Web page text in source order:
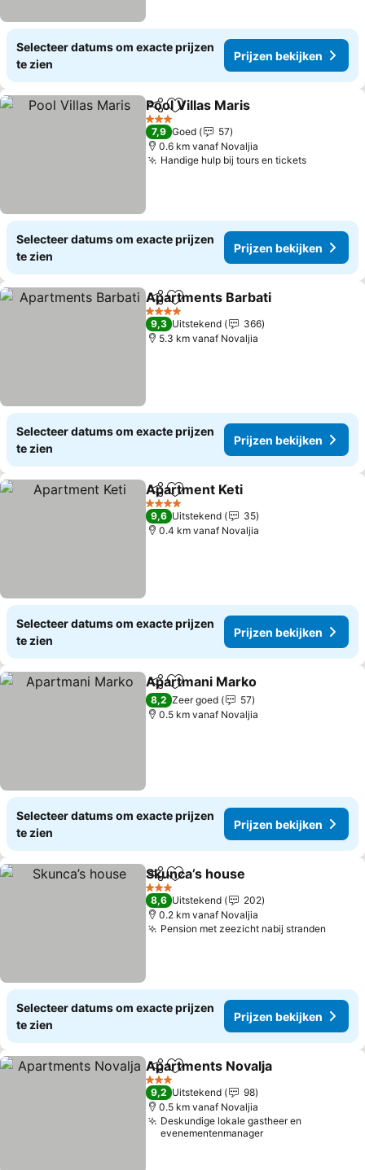
Selecteer datums om exacte prijzen
te zien
Prijzen bekijken
DelenToevoegen aan favorieten
Pool Villas Maris
3 Sterren
7,9 Goed
57
0.6 km vanaf Novaljia
Handige hulp bij tours en tickets
Selecteer datums om exacte prijzen
te zien
Prijzen bekijken
DelenToevoegen aan favorieten
Apartments Barbati
4 Sterren
9,3 Uitstekend
366
5.3 km vanaf Novaljia
Selecteer datums om exacte prijzen
te zien
Prijzen bekijken
DelenToevoegen aan favorieten
Apartment Keti
4 Sterren
9,6 Uitstekend
35
0.4 km vanaf Novaljia
Selecteer datums om exacte prijzen
te zien
Prijzen bekijken
DelenToevoegen aan favorieten
Apartmani Marko
8,2 Zeer goed
57
0.5 km vanaf Novaljia
Selecteer datums om exacte prijzen
te zien
Prijzen bekijken
DelenToevoegen aan favorieten
Skunca’s house
3 Sterren
8,6 Uitstekend
202
0.2 km vanaf Novaljia
Pension met zeezicht nabij stranden
Selecteer datums om exacte prijzen
te zien
Prijzen bekijken
DelenToevoegen aan favorieten
Apartments Novalja
3 Sterren
9,2 Uitstekend
98
0.5 km vanaf Novaljia
Deskundige lokale gastheer en
evenementenmanager